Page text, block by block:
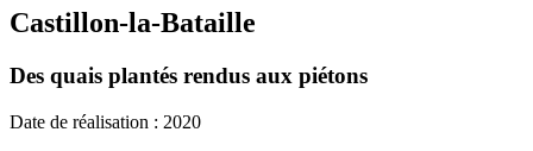
Castillon-la-Bataille
Des quais plantés rendus aux piétons
Date de réalisation : 2020